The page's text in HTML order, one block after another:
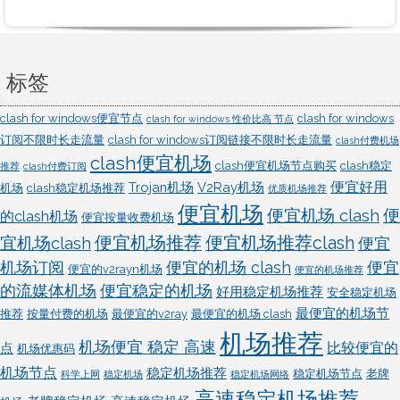
标签
clash for windows便宜节点 clash for windows 性价比高 节点 clash for windows
订阅不限时长走流量 clash for windows订阅链接不限时长走流量 clash付费机场
推荐 clash付费订阅 clash便宜机场 clash便宜机场节点购买 clash稳定
机场 clash稳定机场推荐 Trojan机场 V2Ray机场 优质机场推荐 便宜好用
的clash机场 便宜按量收费机场 便宜机场 便宜机场 clash 便
宜机场clash 便宜机场推荐便宜机场推荐clash 便宜
机场订阅 便宜的v2rayn机场 便宜的机场 clash 便宜的机场推荐 便宜
的流媒体机场 便宜稳定的机场 好用稳定机场推荐 安全稳定机场
推荐 按量付费的机场 最便宜的v2ray 最便宜的机场 clash 最便宜的机场节
点 机场优惠码 机场便宜 稳定 高速 机场推荐 比较便宜的
机场节点 科学上网 稳定机场 稳定机场推荐 稳定机场网络 稳定机场节点 老牌